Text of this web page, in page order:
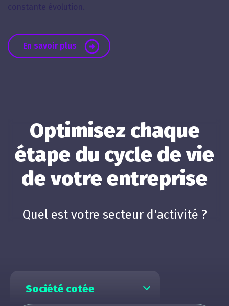
constante évolution.
En savoir plus
Optimisez chaque
étape du cycle de vie
de votre entreprise
Quel est votre secteur d'activité ?
Société cotée